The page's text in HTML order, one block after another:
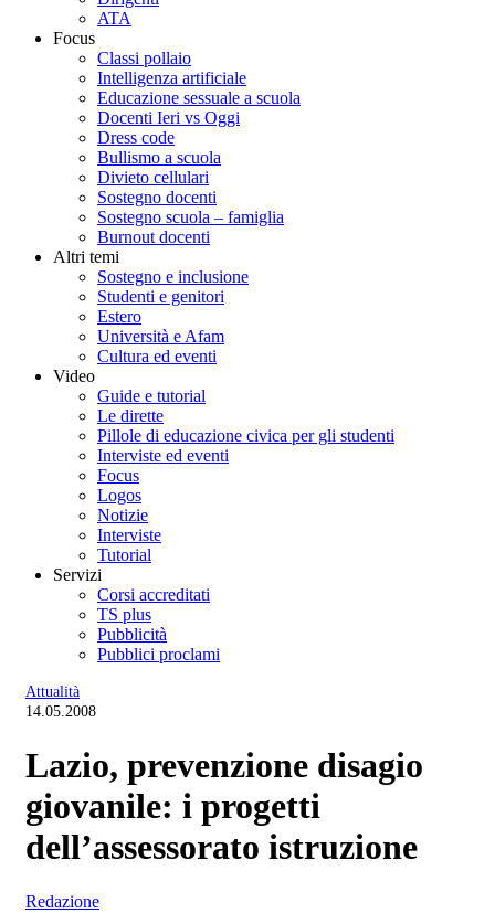
ATA
Focus
Classi pollaio
Intelligenza artificiale
Educazione sessuale a scuola
Docenti Ieri vs Oggi
Dress code
Bullismo a scuola
Divieto cellulari
Sostegno docenti
Sostegno scuola – famiglia
Burnout docenti
Altri temi
Sostegno e inclusione
Studenti e genitori
Estero
Università e Afam
Cultura ed eventi
Video
Guide e tutorial
Le dirette
Pillole di educazione civica per gli studenti
Interviste ed eventi
Focus
Logos
Notizie
Interviste
Tutorial
Servizi
Corsi accreditati
TS plus
Pubblicità
Pubblici proclami
Attualità
14.05.2008
Lazio, prevenzione disagio
giovanile: i progetti
dell’assessorato istruzione
Redazione